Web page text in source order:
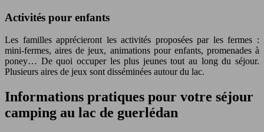
Activités pour enfants
Les familles apprécieront les activités proposées par les fermes :
mini-fermes, aires de jeux, animations pour enfants, promenades à
poney… De quoi occuper les plus jeunes tout au long du séjour.
Plusieurs aires de jeux sont disséminées autour du lac.
Informations pratiques pour votre séjour
camping au lac de guerlédan